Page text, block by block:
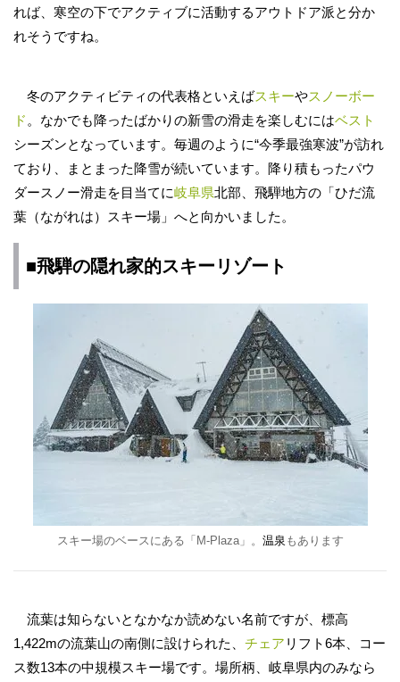
れば、寒空の下でアクティブに活動するアウトドア派と分か
れそうですね。
冬のアクティビティの代表格といえばスキーやスノーボー
ド 。なかでも降ったばかりの新雪の滑走を楽しむにはベスト
シーズンとなっています。毎週のように“今季最強寒波”が訪れ
ており、まとまった降雪が続いています。降り積もったパウ
ダースノー滑走を目当てに岐阜県北部、飛騨地方の「ひだ流
葉（ながれは）スキー場」へと向かいました。
■飛騨の隠れ家的スキーリゾート
スキー場のベースにある「M-Plaza」。 温泉 もあります
流葉は知らないとなかなか読めない名前ですが、標高
1,422mの流葉山の南側に設けられた、 チェア リフト6本、コー
ス数13本の中規模スキー場です。場所柄、岐阜県内のみなら